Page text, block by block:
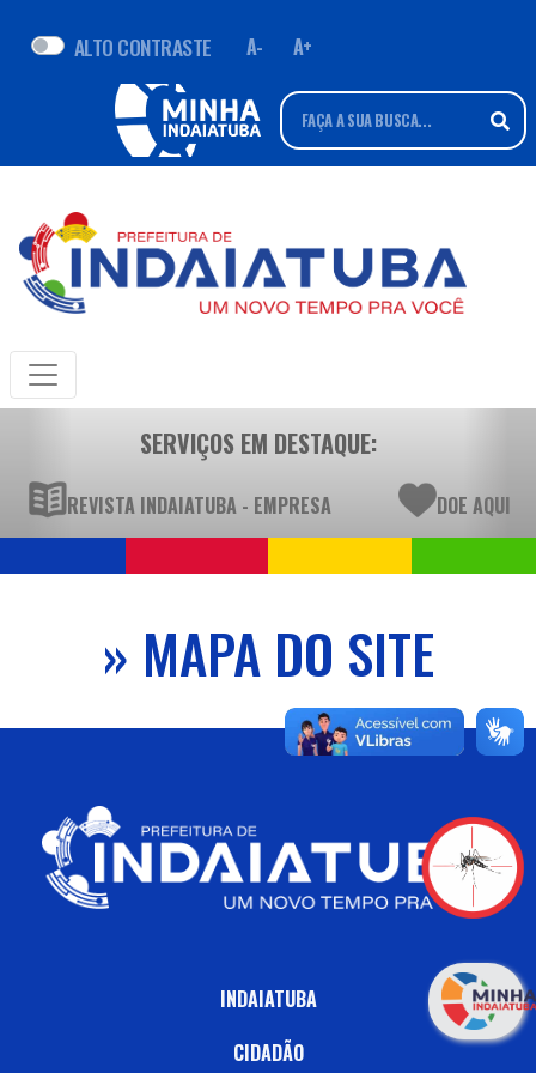
ALTO CONTRASTE A- A+
SERVIÇOS EM DESTAQUE:
REVISTA INDAIATUBA - EMPRESA DOE AQUI
» MAPA DO SITE
INDAIATUBA
CIDADÃO